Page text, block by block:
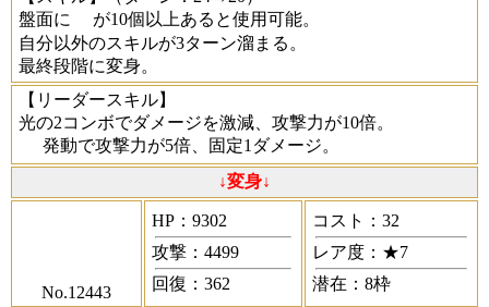
盤面に
が10個以上あると使用可能。
自分以外のスキルが3ターン溜まる。
最終段階に変身。
【リーダースキル】
光の2コンボでダメージを激減、攻撃力が10倍。
発動で攻撃力が5倍、固定1ダメージ。
↓変身↓
No.12443
HP：9302
攻撃：4499
回復：362
コスト：32
レア度：★7
潜在：8枠